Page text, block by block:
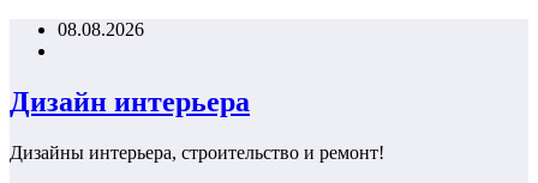
Перейти08.08.2026
Дизайн интерьера
Дизайны интерьера, строительство и ремонт!